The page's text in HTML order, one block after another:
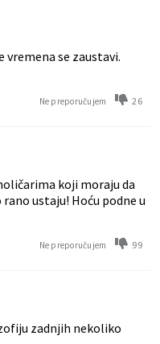
vremena se zaustavi.
Ne preporučujem 26
koji moraju da
ustaju! Hoću podne u
Ne preporučujem 99
zadnjih nekoliko